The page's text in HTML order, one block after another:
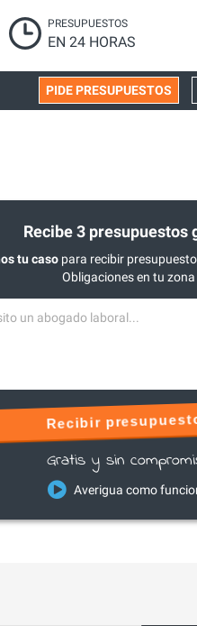
PRESUPUESTOS
EN 24 HORAS
PIDE PRESUPUESTOS
Recibe 3 presupuestos
tu casopara recibir
Obligaciones en tu zona
Recibir
Gratis y sin
Averigua como